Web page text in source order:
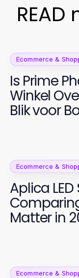
Ecommerce &
Is Prime
Winkel
Blik voor
Ecommerce &
Aplica
Matter in
Ecommerce &